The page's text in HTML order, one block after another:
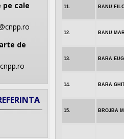
pe cale
de
11. BANU
12. BANU
13. BARA
14. BARA
15. BROJBA